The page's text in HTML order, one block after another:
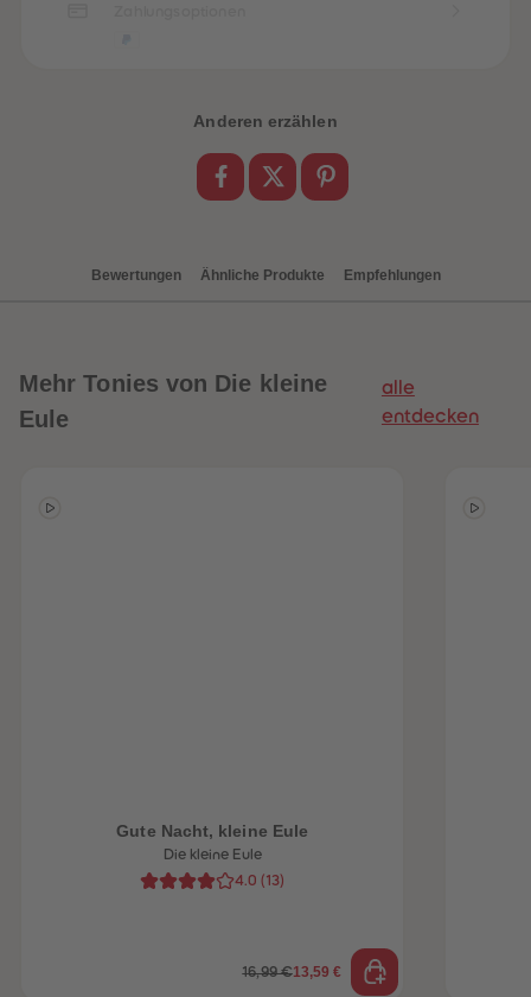
Anderen erzählen
Bewertungen Ähnliche Produkte Empfehlungen
Mehr Tonies von Die kleine
Eule
alle
entdecken
Gute Nacht, kleine Eule
Die kleine Eule
4.0 (13)
16,99 €13,59 €